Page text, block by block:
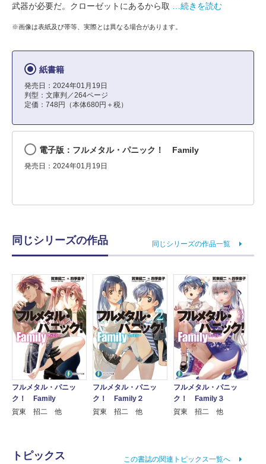
武器が必要だ。クローゼットにあるから取
…続きを読む
※画像は表紙及び帯等、実際とは異なる場合があります。
紙書籍
発売日：2024年01月19日
判型：文庫判／264ページ
定価：748円（本体680円＋税）
電子版：フルメタル・パニック！ Family
発売日：2024年01月19日
同じシリーズの作品 同じシリーズの作品一覧
フルメタル・パニッ
ク！ Family
賀東 招二 他
フルメタル・パニッ
ク！ Family２
賀東 招二 他
フルメタル・パニッ
ク！ Family３
賀東 招二 他
トピックス この書誌の関連トピックス一覧へ